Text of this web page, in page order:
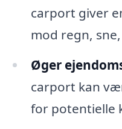
carport giver
mod regn,
Øger
carport kan
for potentielle